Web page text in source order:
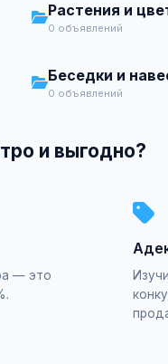
Растения и
0 объявлений
Беседки и
0 объявлений
и выгодно?
— это